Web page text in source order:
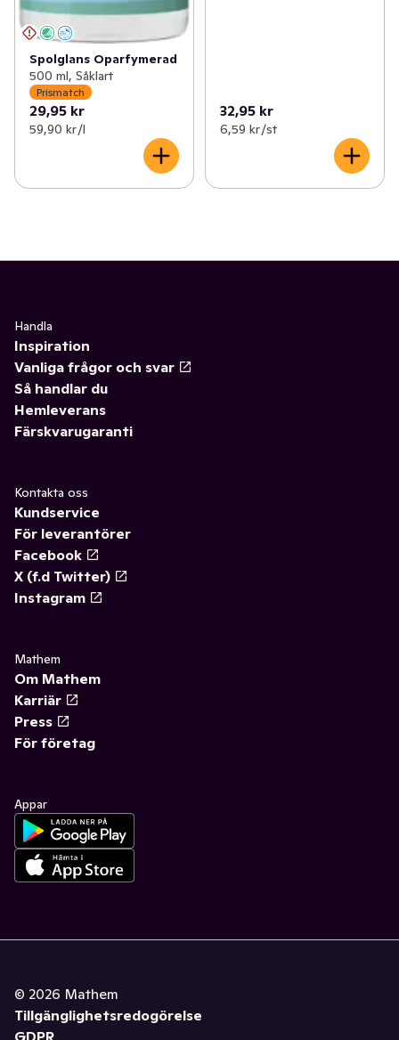
Spolglans Oparfymerad
500 ml, Såklart
Prismatch
29,95 kr
59,90 kr /l
32,95 kr
6,59 kr /st
Handla
Inspiration
Vanliga frågor och svar
Så handlar du
Hemleverans
Färskvarugaranti
Kontakta oss
Kundservice
För leverantörer
Facebook
X (f.d Twitter)
Instagram
Mathem
Om Mathem
Karriär
Press
För företag
Appar
© 2026 Mathem
Tillgänglighetsredogörelse